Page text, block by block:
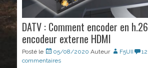
DATV : Comment encoder en
encodeur externe HDMI
Posté le 05/08/2020 Auteur F5UII
12
commentaires